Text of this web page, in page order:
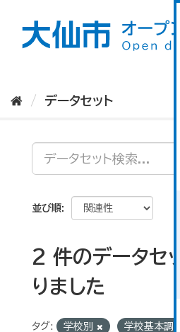
データセット
並び順
2 件のデータセ
りました
タグ: 学校別 学校基本調